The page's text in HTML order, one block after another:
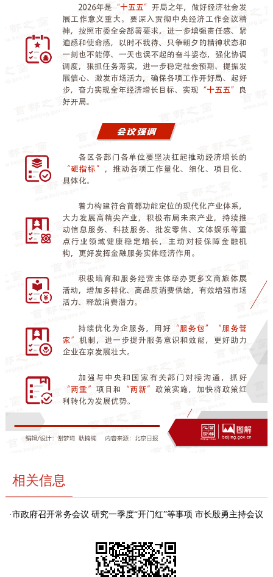
在线访谈 图说互动
走进北京
北京概况 十六区概览 人文北京
绿色北京
ENGLISH 한국어 日本語
FRANÇAIS РУССКИЙ ЯЗЫК
ESPAÑOL العربية PORTUGUÊS
相关信息
·市政府召开常务会议 研究一季度“开门红”等事项 市长殷勇主持会议